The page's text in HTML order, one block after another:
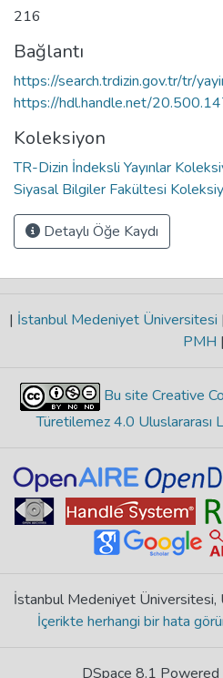
216
Bağlantı
https://search.trdizin.gov.tr/tr/
https://hdl.handle.net/
Koleksiyon
TR-Dizin İndeksli Yayınlar
Siyasal Bilgiler Fakültesi
Detaylı Öğe Kaydı
| İstanbul Medeniyet Üniversitesi |
PMH |
Bu site Creative
Türetilemez 4.0 Uluslararası
İstanbul Medeniyet Üniversitesi,
İçerikte herhangi bir hata
DSpace 8.1 Powered